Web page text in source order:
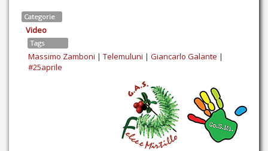
Categorie
Video
Tags
Massimo Zamboni | Telemuluni | Giancarlo Galante |
#25aprile